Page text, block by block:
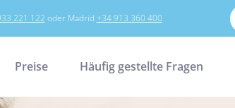
221 122 oder Madrid +34 913 360 400
Preise Häufig gestellte Fragen